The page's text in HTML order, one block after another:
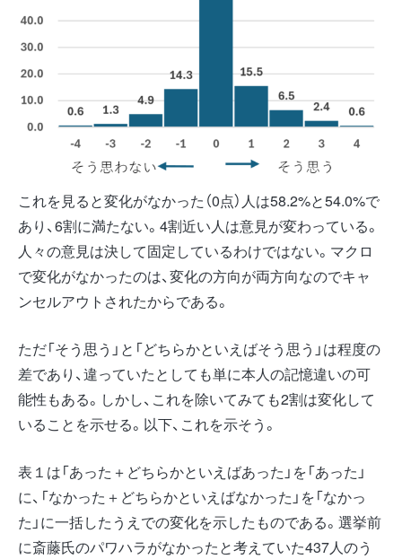
これを見ると変化がなかった（0点）人は58.2%と54.0%で
あり、6割に満たない。4割近い人は意見が変わっている。
人々の意見は決して固定しているわけではない。マクロ
で変化がなかったのは、変化の方向が両方向なのでキャ
ンセルアウトされたからである。
ただ「そう思う」と「どちらかといえばそう思う」は程度の
差であり、違っていたとしても単に本人の記憶違いの可
能性もある。しかし、これを除いてみても2割は変化して
いることを示せる。以下、これを示そう。
表１は「あった＋どちらかといえばあった」を「あった」
に、「なかった＋どちらかといえばなかった」を「なかっ
た」に一括したうえでの変化を示したものである。選挙前
に斎藤氏のパワハラがなかったと考えていた437人のう